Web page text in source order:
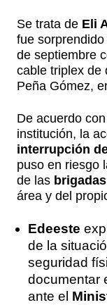
Se trata de Eli
fue
de septiembre
cable triplex de
Peña Gómez,
De acuerdo
institución, la
interrupción
puso en riesgo
de las
área y del
Edeeste
de la
seguridad
documentar
ante el